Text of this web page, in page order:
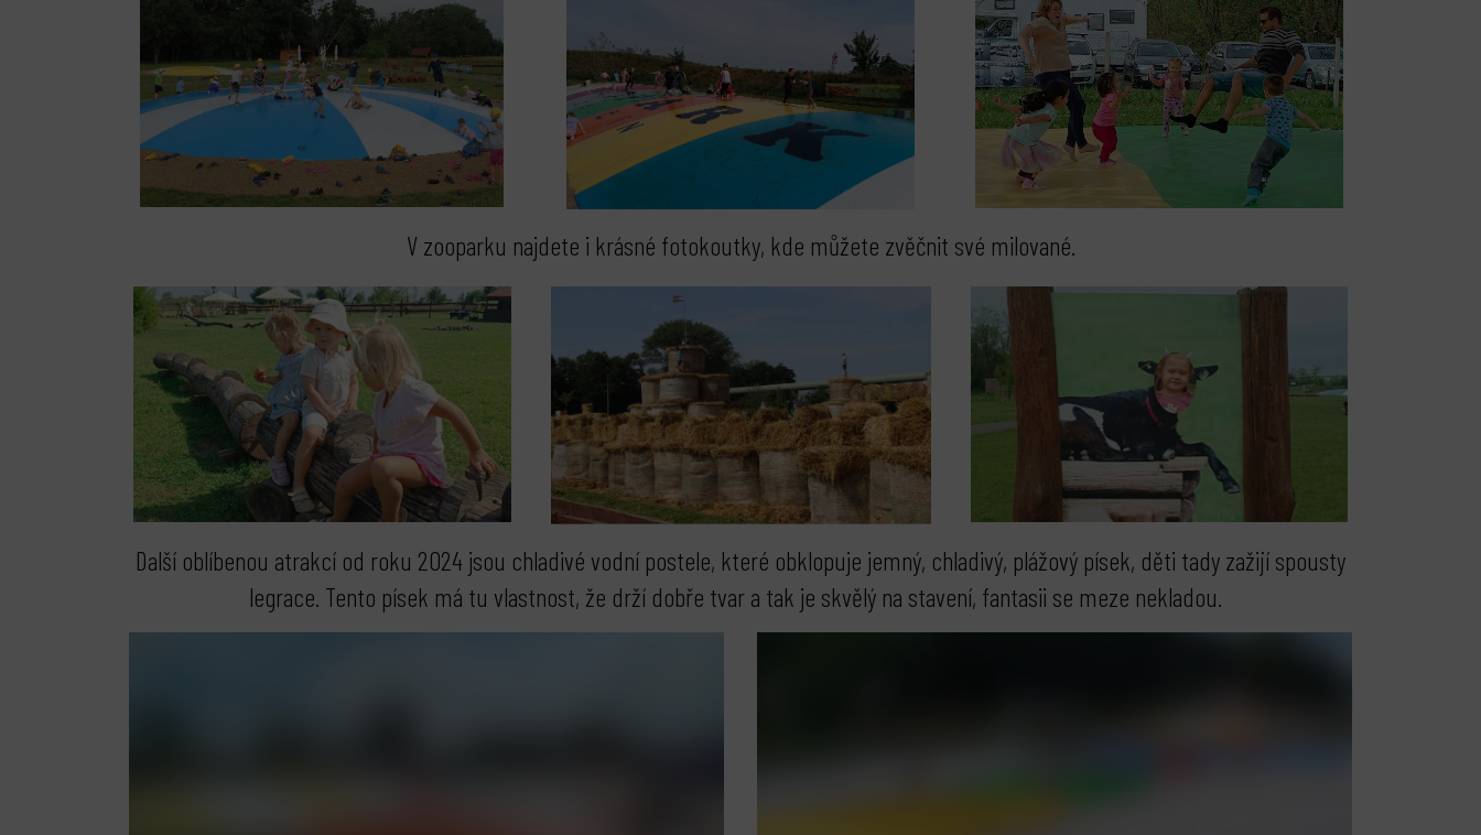
V zooparku najdete i krásné fotokoutky, kde můžete zvěčnit své milované.
Další oblíbenou atrakcí od roku 2024 jsou chladivé vodní postele, které obklopuje jemný, chladivý, plážový písek, děti tady zažijí spousty
legrace. Tento písek má tu vlastnost, že drží dobře tvar a tak je skvělý na stavení, fantasii se meze nekladou.